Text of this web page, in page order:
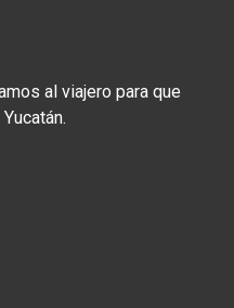
al viajero para que